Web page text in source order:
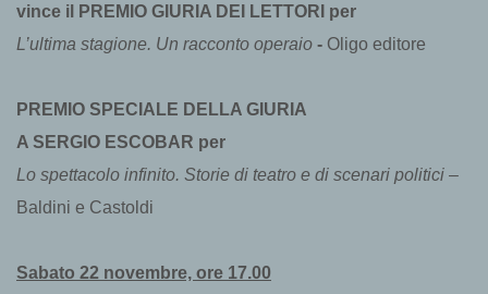
vince il PREMIO GIURIA DEI LETTORI per
L’ultima stagione. Un racconto operaio - Oligo editore
PREMIO SPECIALE DELLA GIURIA
A SERGIO ESCOBAR per
Lo spettacolo infinito. Storie di teatro e di scenari politici –
Baldini e Castoldi
Sabato 22 novembre, ore 17.00